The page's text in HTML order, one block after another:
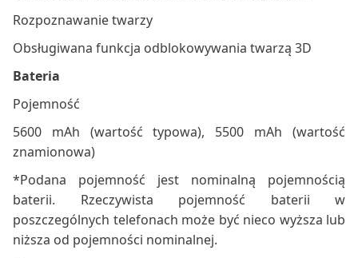
Rozpoznawanie twarzy
Obsługiwana funkcja odblokowywania twarzą 3D
Bateria
Pojemność
5600 mAh (wartość typowa), 5500 mAh (wartość
znamionowa)
*Podana pojemność jest nominalną pojemnością
baterii. Rzeczywista pojemność baterii w
poszczególnych telefonach może być nieco wyższa lub
niższa od pojemności nominalnej.